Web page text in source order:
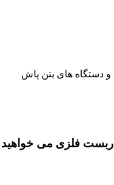
دستگاه های بتن پاش
فلزی می خواهید